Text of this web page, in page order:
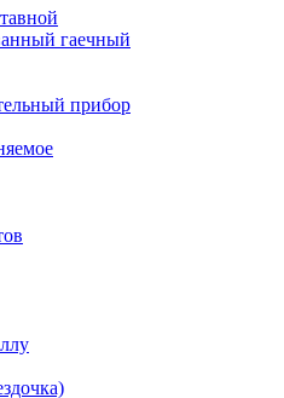
гаечный
прибор